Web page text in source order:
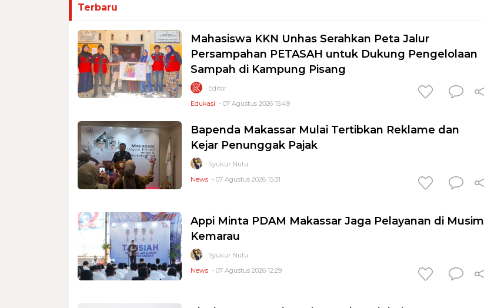
Terbaru
Mahasiswa KKN Unhas Serahkan Peta Jalur
Persampahan PETASAH untuk Dukung Pengelolaan
Sampah di Kampung Pisang
Editor
Edukasi - 07 Agustus 2026 15:49
Bapenda Makassar Mulai Tertibkan Reklame dan
Kejar Penunggak Pajak
Syukur Nutu
News - 07 Agustus 2026 15:31
Appi Minta PDAM Makassar Jaga Pelayanan di Musim
Kemarau
Syukur Nutu
News - 07 Agustus 2026 12:29